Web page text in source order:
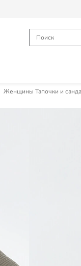
Женщины Тапочки и